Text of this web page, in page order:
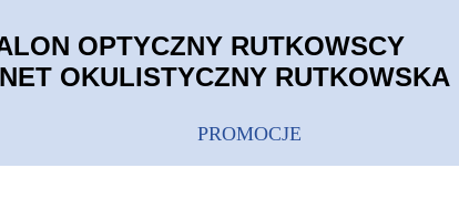
OPTYCZNY RUTKOWSCY
OKULISTYCZNY RUTKOWSKA
PROMOCJE